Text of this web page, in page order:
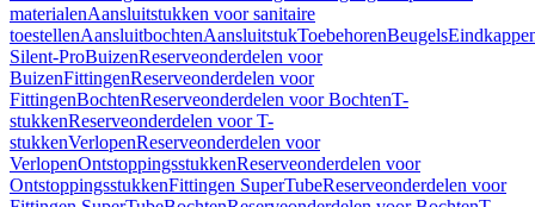
materialenAansluitstukken voor sanitaire
toestellenAansluitbochtenAansluitstukToebehorenBeugels
Silent-ProBuizenReserveonderdelen voor
BuizenFittingenReserveonderdelen voor
FittingenBochtenReserveonderdelen voor BochtenT-
stukkenReserveonderdelen voor T-
stukkenVerlopenReserveonderdelen voor
VerlopenOntstoppingsstukkenReserveonderdelen voor
OntstoppingsstukkenFittingen SuperTubeReserveonderdelen voor